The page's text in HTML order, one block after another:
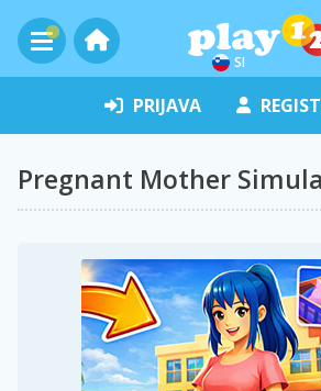
SI
PRIJAVA
Pregnant Mother